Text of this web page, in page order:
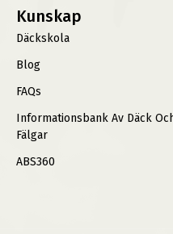
Kunskap
Däckskola
Blog
FAQs
Informationsbank Av Däck
Fälgar
ABS360